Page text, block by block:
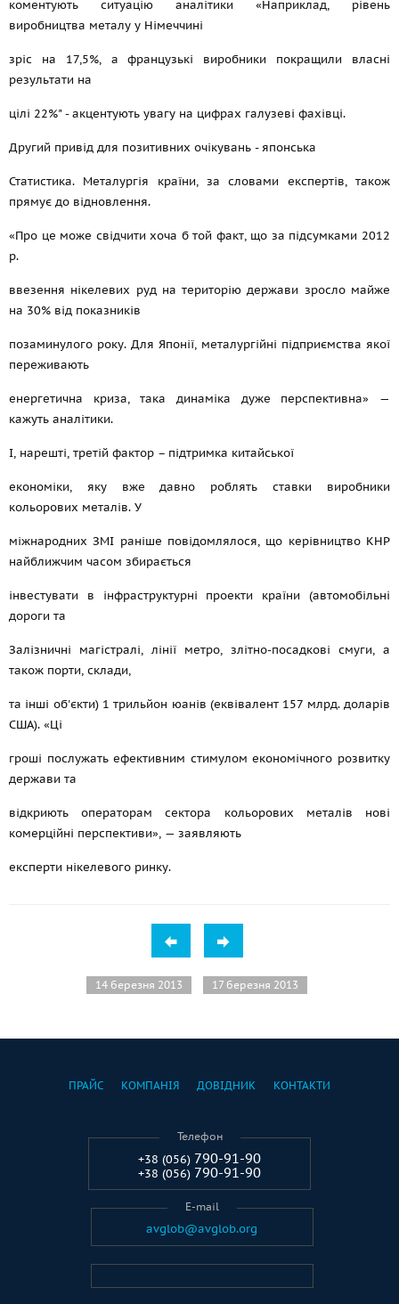
коментують ситуацію аналітики «Наприклад, рівень
виробництва металу у Німеччині
зріс на 17,5%, а французькі виробники покращили власні
результати на
цілі 22%" - акцентують увагу на цифрах галузеві фахівці.
Другий привід для позитивних очікувань - японська
Статистика. Металургія країни, за словами експертів, також
прямує до відновлення.
«Про це може свідчити хоча б той факт, що за підсумками 2012
р.
ввезення нікелевих руд на територію держави зросло майже
на 30% від показників
позаминулого року. Для Японії, металургійні підприємства якої
переживають
енергетична криза, така динаміка дуже перспективна» —
кажуть аналітики.
І, нарешті, третій фактор – підтримка китайської
економіки, яку вже давно роблять ставки виробники
кольорових металів. У
міжнародних ЗМІ раніше повідомлялося, що керівництво КНР
найближчим часом збирається
інвестувати в інфраструктурні проекти країни (автомобільні
дороги та
Залізничні магістралі, лінії метро, злітно-посадкові смуги, а
також порти, склади,
та інші об'єкти) 1 трильйон юанів (еквівалент 157 млрд. доларів
США). «Ці
гроші послужать ефективним стимулом економічного розвитку
держави та
відкриють операторам сектора кольорових металів нові
комерційні перспективи», — заявляють
експерти нікелевого ринку.
14 березня 2013 17 березня 2013
ПРАЙС КОМПАНІЯ ДОВІДНИК КОНТАКТИ
Телефон
+38 (056) 790-91-90
+38 (056) 790-91-90
E-mail
avglob@avglob.org